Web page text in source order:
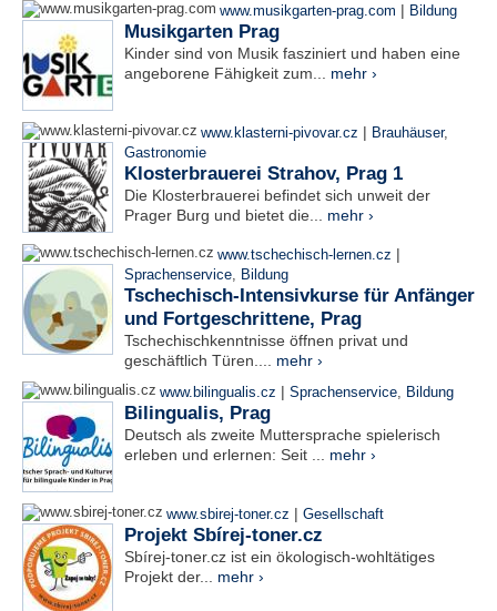
www.musikgarten-prag.com | Bildung
Musikgarten Prag
Kinder sind von Musik fasziniert und haben eine
angeborene Fähigkeit zum... mehr ›
www.klasterni-pivovar.cz | Brauhäuser,
Gastronomie
Klosterbrauerei Strahov, Prag 1
Die Klosterbrauerei befindet sich unweit der
Prager Burg und bietet die... mehr ›
www.tschechisch-lernen.cz |
Sprachenservice, Bildung
Tschechisch-Intensivkurse für Anfänger
und Fortgeschrittene, Prag
Tschechischkenntnisse öffnen privat und
geschäftlich Türen.... mehr ›
www.bilingualis.cz | Sprachenservice, Bildung
Bilingualis, Prag
Deutsch als zweite Muttersprache spielerisch
erleben und erlernen: Seit ... mehr ›
www.sbirej-toner.cz | Gesellschaft
Projekt Sbírej-toner.cz
Sbírej-toner.cz ist ein ökologisch-wohltätiges
Projekt der... mehr ›